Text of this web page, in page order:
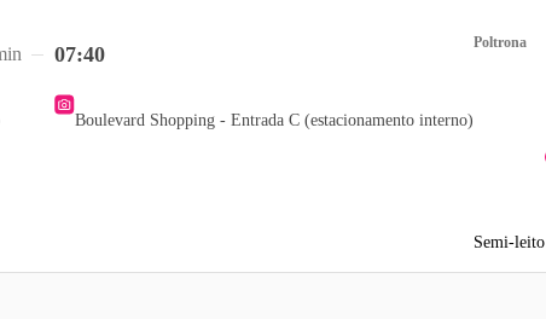
07:40
Boulevard Shopping - Entrada C (estacionamento interno)
Poltrona
Semi-leito